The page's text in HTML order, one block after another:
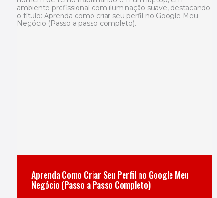
Aprenda Como Criar Seu Perfil no Google Meu
Negócio (Passo a Passo Completo)